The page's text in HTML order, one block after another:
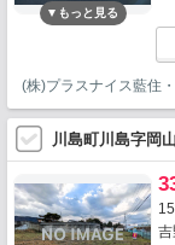
(株)プラスナイス藍住
川島町川島字岡
吉